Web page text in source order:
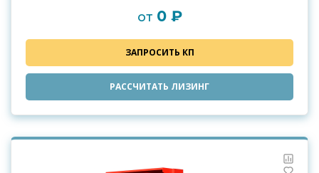
от 0 ₽
ЗАПРОСИТЬ КП
РАССЧИТАТЬ ЛИЗИНГ